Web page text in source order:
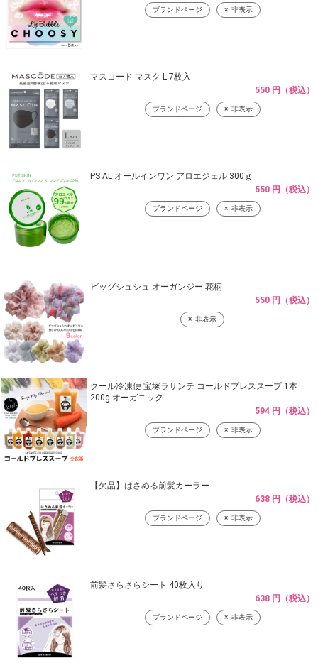
ブランドページ 非表示
マスコード マスク L 7枚入
550 円（税込）
ブランドページ 非表示
PS AL オールインワン アロエジェル 300ｇ
550 円（税込）
ブランドページ 非表示
ビッグシュシュ オーガンジー 花柄
550 円（税込）
非表示
クール冷凍便 宝塚ラサンテ コールドプレススープ 1本
200g オーガニック
594 円（税込）
ブランドページ 非表示
【欠品】はさめる前髪カーラー
638 円（税込）
ブランドページ 非表示
前髪さらさらシート 40枚入り
638 円（税込）
ブランドページ 非表示